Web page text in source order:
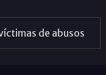
de abusos